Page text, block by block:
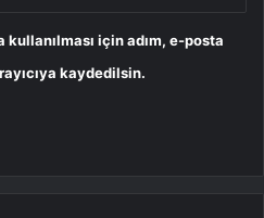
için adım, e-posta
kaydedilsin.